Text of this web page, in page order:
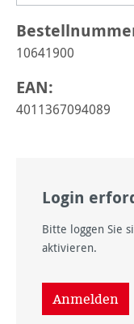
10641900
EAN:
4011367094089
Login
Bitte loggen Sie
aktivieren.
Anmelden